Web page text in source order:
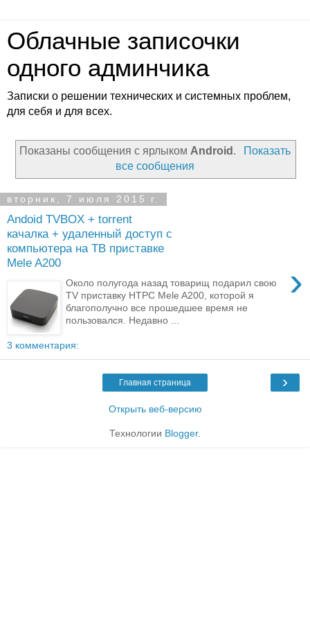
Облачные записочки
одного админчика
Записки о решении технических и системных проблем,
для себя и для всех.
Показаны сообщения с ярлыком Android .
Показать
все сообщения
вторник, 7 июля 2015 г.
Andoid TVBOX + torrent
качалка + удаленный доступ с
компьютера на ТВ приставке
Mele A200
›
Около полугода назад товарищ подарил свою
TV приставку HTPC Mele A200, которой я
благополучно все прошедшее время не
пользовался. Недавно ...
3 комментария:
›
Главная страница
Открыть веб-версию
Технологии Blogger.